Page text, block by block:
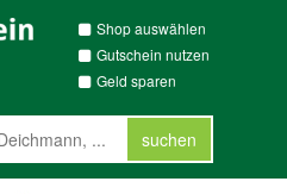
Shop auswählen
Gutschein nutzen
Geld sparen
suchen